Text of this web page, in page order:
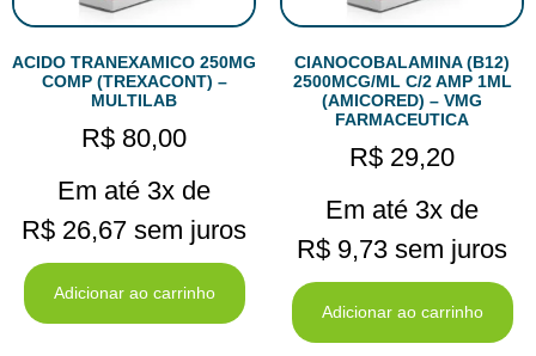
ACIDO TRANEXAMICO 250MG
COMP (TREXACONT) –
MULTILAB
R$ 80,00
Em até 3x de
R$ 26,67 sem juros
Adicionar ao carrinho
CIANOCOBALAMINA (B12)
2500MCG/ML C/2 AMP 1ML
(AMICORED) – VMG
FARMACEUTICA
R$ 29,20
Em até 3x de
R$ 9,73 sem juros
Adicionar ao carrinho